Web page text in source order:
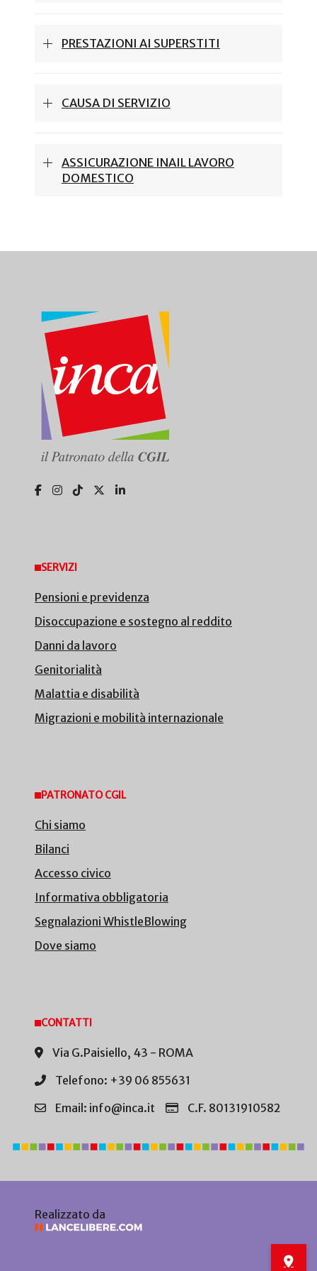
PRESTAZIONI AI SUPERSTITI
CAUSA DI SERVIZIO
ASSICURAZIONE INAIL LAVORO
DOMESTICO
SERVIZI
Pensioni e previdenza
Disoccupazione e sostegno al reddito
Danni da lavoro
Genitorialità
Malattia e disabilità
Migrazioni e mobilità internazionale
PATRONATO CGIL
Chi siamo
Bilanci
Accesso civico
Informativa obbligatoria
Segnalazioni WhistleBlowing
Dove siamo
CONTATTI
Via G.Paisiello, 43 - ROMA
Telefono: +39 06 855631
Email: info@inca.it
C.F. 80131910582
Realizzato da